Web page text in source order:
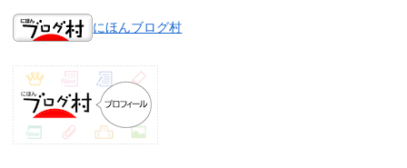
にほんブログ村